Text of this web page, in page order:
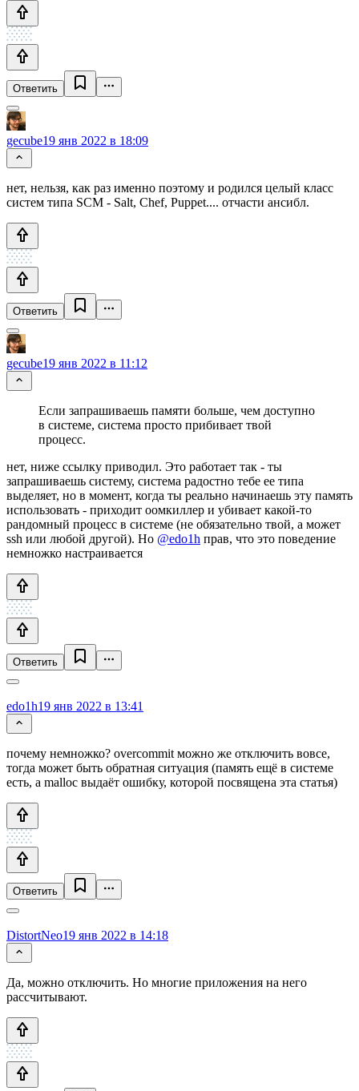
Ответить
gecube19 янв 2022 в 18:09
нет, нельзя, как раз именно поэтому и родился целый класс
систем типа SCM - Salt, Chef, Puppet.... отчасти ансибл.
Ответить
gecube19 янв 2022 в 11:12
Если запрашиваешь памяти больше, чем доступно
в системе, система просто прибивает твой
процесс.
нет, ниже ссылку приводил. Это работает так - ты
запрашиваешь систему, система радостно тебе ее типа
выделяет, но в момент, когда ты реально начинаешь эту память
использовать - приходит оомкиллер и убивает какой-то
рандомный процесс в системе (не обязательно твой, а может
ssh или любой другой). Но @edo1h прав, что это поведение
немножко настраивается
Ответить
edo1h19 янв 2022 в 13:41
почему немножко? overcommit можно же отключить вовсе,
тогда может быть обратная ситуация (память ещё в системе
есть, а malloc выдаёт ошибку, которой посвящена эта статья)
Ответить
DistortNeo19 янв 2022 в 14:18
Да, можно отключить. Но многие приложения на него
рассчитывают.